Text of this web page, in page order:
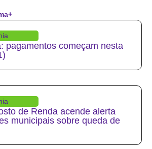
pagamentos começam nesta
de Renda acende alerta
municipais sobre queda de